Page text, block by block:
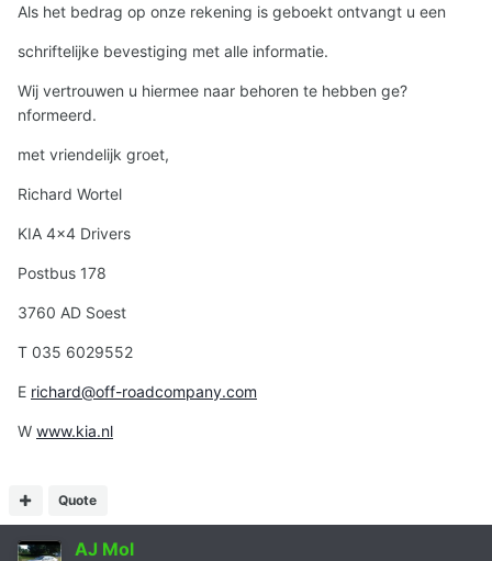
Als het bedrag op onze rekening is geboekt ontvangt u een
schriftelijke bevestiging met alle informatie.
Wij vertrouwen u hiermee naar behoren te hebben ge?
nformeerd.
met vriendelijk groet,
Richard Wortel
KIA 4x4 Drivers
Postbus 178
3760 AD Soest
T 035 6029552
E richard@off-roadcompany.com
W www.kia.nl
Quote
AJ Mol